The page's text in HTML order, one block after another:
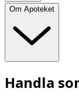
Om Apoteket
Handla